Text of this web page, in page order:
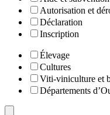
Autorisation et
Déclaration
Inscription
Élevage
Cultures
Viti-viniculture et
Départements